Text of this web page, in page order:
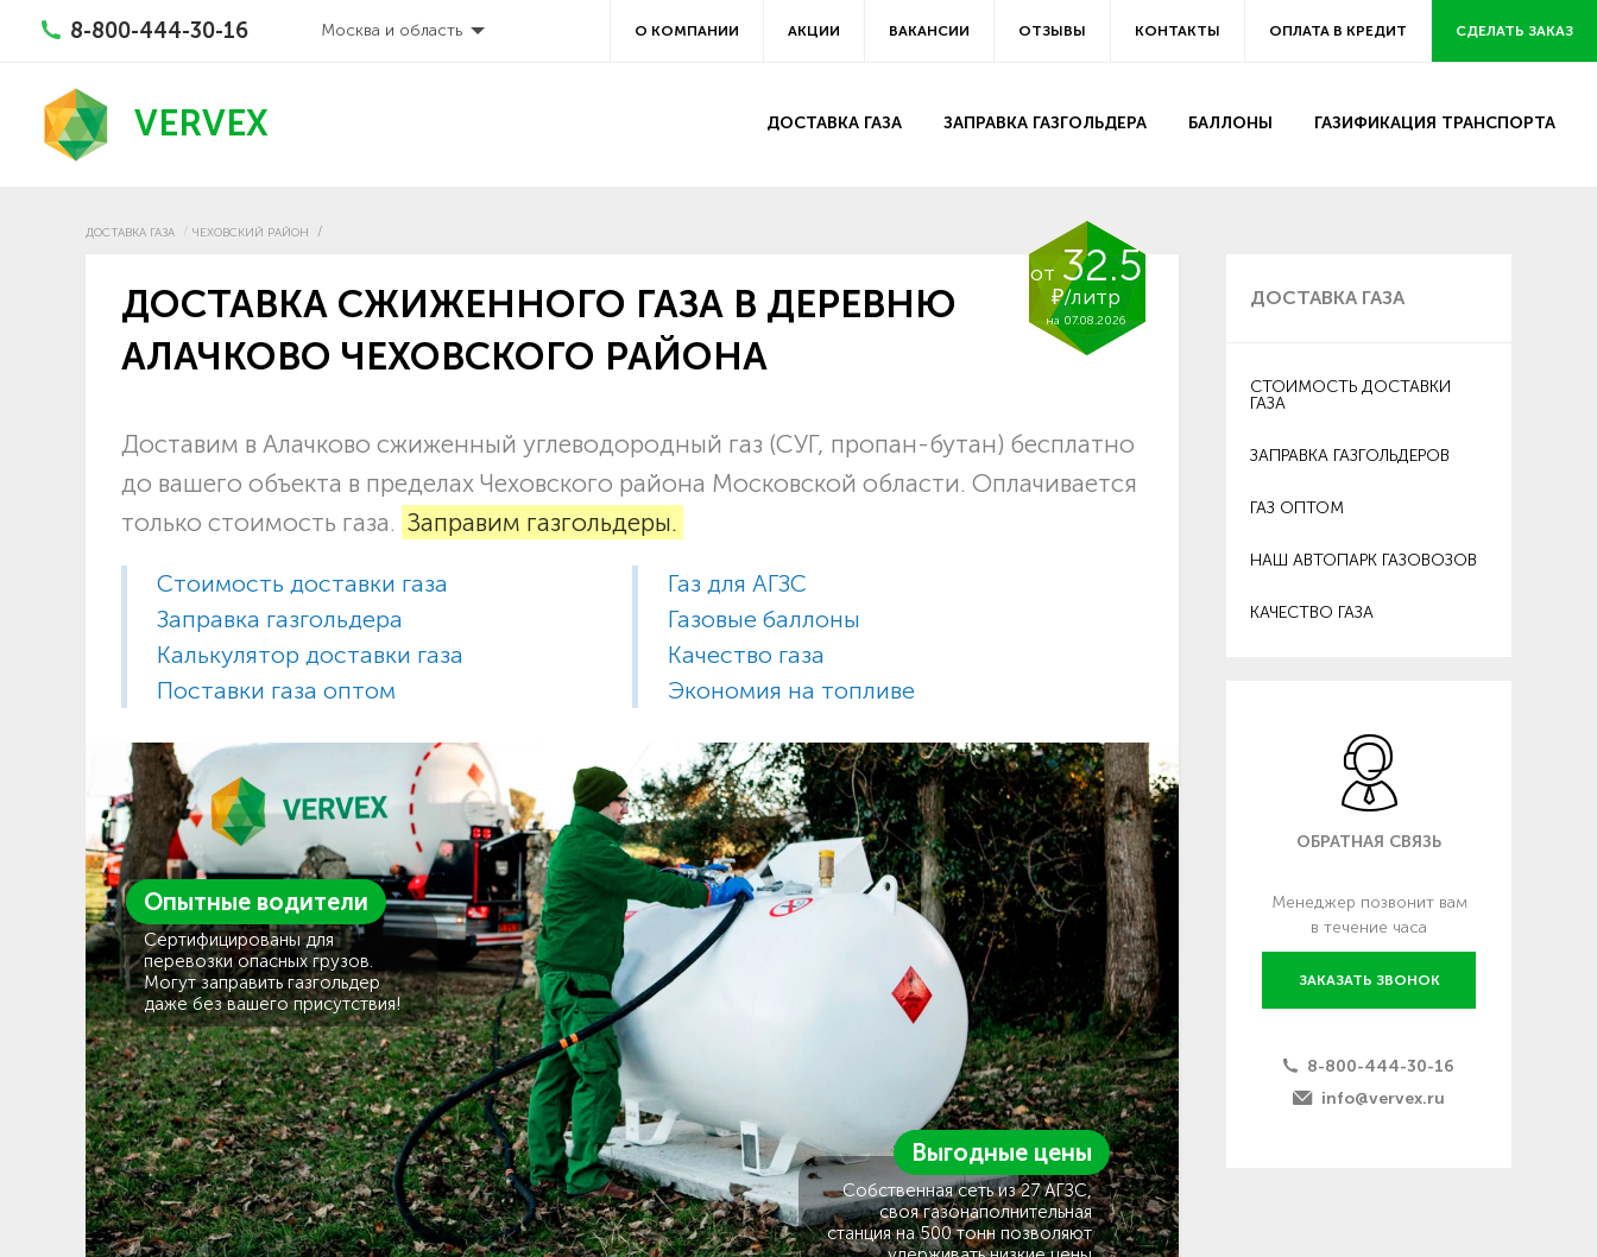
8-800-444-30-16 Москва и область О КОМПАНИИ АКЦИИ ВАКАНСИИ ОТЗЫВЫ КОНТАКТЫ ОПЛАТА В КРЕДИТ СДЕЛАТЬ ЗАКАЗ
VERVEX ДОСТАВКА ГАЗА ЗАПРАВКА ГАЗГОЛЬДЕРА БАЛЛОНЫ ГАЗИФИКАЦИЯ ТРАНСПОРТА
ДОСТАВКА ГАЗА ЧЕХОВСКИЙ РАЙОН
от 32.5
₽/литр
на 07.08.2026
ДОСТАВКА СЖИЖЕННОГО ГАЗА В ДЕРЕВНЮ
АЛАЧКОВО ЧЕХОВСКОГО РАЙОНА
Доставим в Алачково сжиженный углеводородный газ (СУГ, пропан-бутан) бесплатно
до вашего объекта в пределах Чеховского района Московской области. Оплачивается
только стоимость газа. Заправим газгольдеры.
Стоимость доставки газа
Заправка газгольдера
Калькулятор доставки газа
Поставки газа оптом
Газ для АГЗС
Газовые баллоны
Качество газа
Экономия на топливе
Опытные водители
Сертифицированы для
перевозки опасных грузов.
Могут заправить газгольдер
даже без вашего присутствия!
Выгодные цены
Собственная сеть из 27 АГЗС,
своя газонаполнительная
станция на 500 тонн позволяют
ДОСТАВКА ГАЗА
СТОИМОСТЬ ДОСТАВКИ
ГАЗА
ЗАПРАВКА ГАЗГОЛЬДЕРОВ
ГАЗ ОПТОМ
НАШ АВТОПАРК ГАЗОВОЗОВ
КАЧЕСТВО ГАЗА
ОБРАТНАЯ СВЯЗЬ
Менеджер позвонит вам
в течение часа
ЗАКАЗАТЬ ЗВОНОК
8-800-444-30-16
info@vervex.ru